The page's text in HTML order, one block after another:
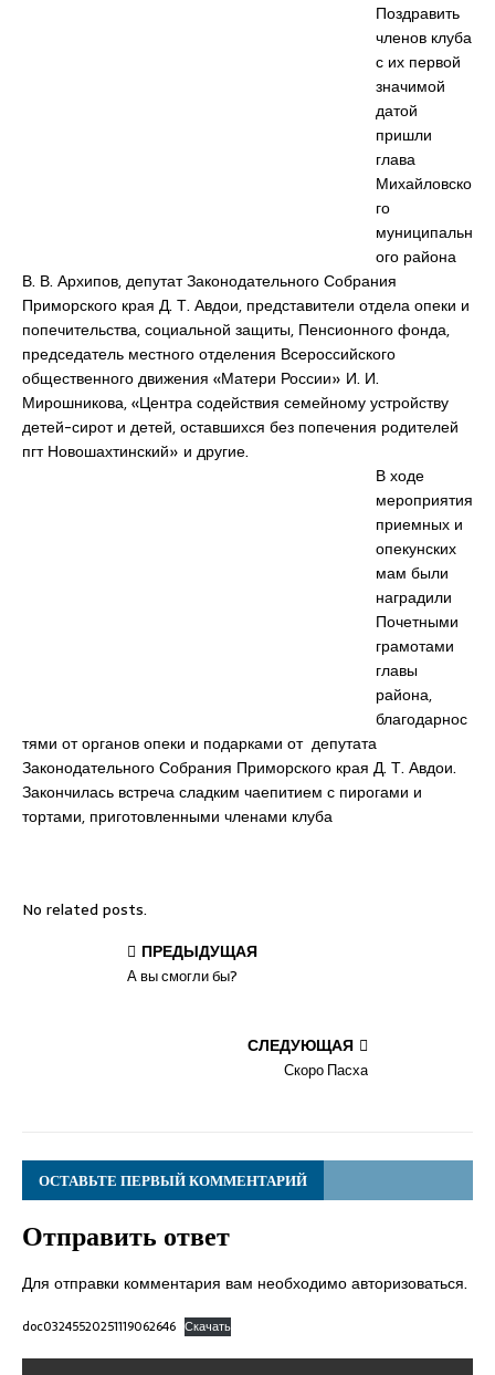
Поздравить
членов клуба
с их первой
значимой
датой
пришли
глава
Михайловско
го
муниципальн
ого района
В. В. Архипов, депутат Законодательного Собрания
Приморского края Д. Т. Авдои, представители отдела опеки и
попечительства, социальной защиты, Пенсионного фонда,
председатель местного отделения Всероссийского
общественного движения «Матери России» И. И.
Мирошникова, «Центра содействия семейному устройству
детей-сирот и детей, оставшихся без попечения родителей
пгт Новошахтинский» и другие.
В ходе
мероприятия
приемных и
опекунских
мам были
наградили
Почетными
грамотами
главы
района,
благодарнос
тями от органов опеки и подарками от депутата
Законодательного Собрания Приморского края Д. Т. Авдои.
Закончилась встреча сладким чаепитием с пирогами и
тортами, приготовленными членами клуба
No related posts.
ПРЕДЫДУЩАЯ
А вы смогли бы?
СЛЕДУЮЩАЯ
Скоро Пасха
ОСТАВЬТЕ ПЕРВЫЙ КОММЕНТАРИЙ
Отправить ответ
Для отправки комментария вам необходимоавторизоваться.
doc03245520251119062646 Скачать